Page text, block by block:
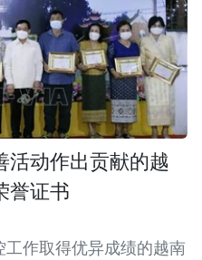
活动作出贡献的越
誉证书
作取得优异成绩的越南